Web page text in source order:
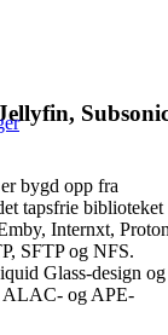
bygd opp fra
tapsfrie biblioteket
Internxt,
SFTP og NFS.
Glass-design og
ALAC- og APE-